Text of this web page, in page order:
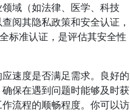
域（如法律、医学、科技
阅其隐私政策和安全认证，
标准认证，是评估其安全性
速度是否满足需求。良好的
保在遇到问题时能够及时获
流程的顺畅程度。你可以访